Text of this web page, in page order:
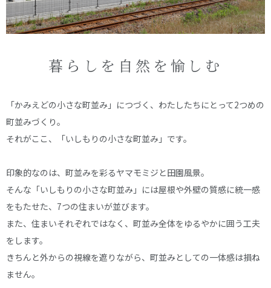
受付時間：9:00～17:00
暮らしを自然を愉しむ
「かみえどの小さな町並み」につづく、わたしたちにとって2つめの
町並みづくり。
それがここ、「いしもりの小さな町並み」です。
印象的なのは、町並みを彩るヤマモミジと田園風景。
そんな「いしもりの小さな町並み」には屋根や外壁の質感に統一感
をもたせた、7つの住まいが並びます。
また、住まいそれぞれではなく、町並み全体をゆるやかに囲う工夫
をします。
きちんと外からの視線を遮りながら、町並みとしての一体感は損ね
ません。